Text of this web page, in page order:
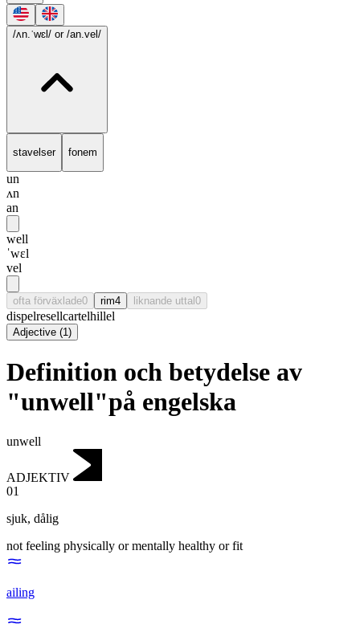
/ʌn.ˈwɛl/ or /an.vel/
stavelser fonem
un
ʌn
an
well
ˈwɛl
vel
ofta förväxlade0 rim4 liknande uttal0
dispelresellcartelhillel
Adjective (1)
Definition och betydelse av
"unwell"på engelska
unwell
ADJEKTIV
01
sjuk, dålig
not feeling physically or mentally healthy or fit
ailing